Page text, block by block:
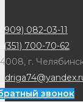
082-03-11
(351) 700-70-62
г.
звонок